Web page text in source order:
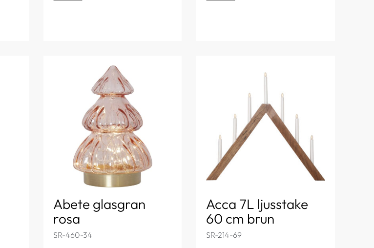
Abete glasgran
rosa
SR-460-34
Acca 7L ljusstake
60 cm brun
SR-214-69